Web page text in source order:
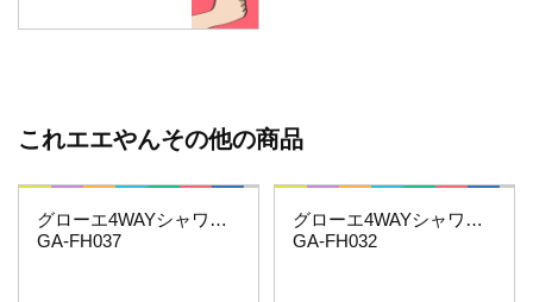
これエエやんその他の商品
これエエやん
グローエ4WAYシャワーホースセット
GA-FH037
これエエやん
グローエ4WAYシャワーホースセット
GA-FH032